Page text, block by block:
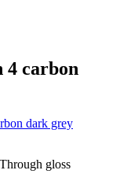
4 carbon
dark grey